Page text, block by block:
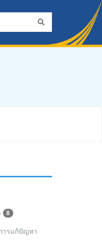
8
ารแก้ปัญหา